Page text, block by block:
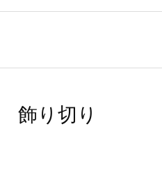
飾り切り